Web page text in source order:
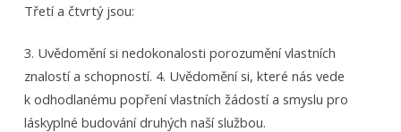
Třetí a čtvrtý jsou:
3. Uvědomění si nedokonalosti porozumění vlastních
znalostí a schopností. 4. Uvědomění si, které nás vede
k odhodlanému popření vlastních žádostí a smyslu pro
láskyplné budování druhých naší službou.